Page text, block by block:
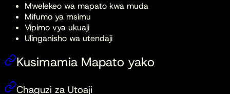
Mwelekeo wa mapato kwa muda
Mifumo ya msimu
Vipimo vya ukuaji
Ulinganisho wa utendaji
Kusimamia Mapato yako
Chaguzi za Utoaji